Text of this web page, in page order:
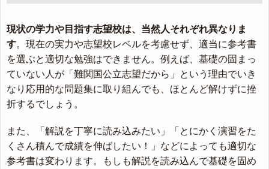
現状の学力や目指す志望校は、当然人それぞれ異なりま
す。現在の実力や志望校レベルを考慮せず、適当に参考書
を選ぶと適切な勉強はできません。例えば、基礎の固まっ
ていない人が「難関国公立志望だから」という理由でいき
なり応用的な問題集に取り組んでも、ほとんど解けずに挫
折するでしょう。
また、「解説を丁寧に読み込みたい」「とにかく演習をた
くさん積んで成績を伸ばしたい！」などによっても適切な
参考書は変わります。もしも解説を読み込んで基礎を固め